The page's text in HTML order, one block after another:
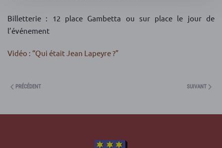
Billetterie : 12 place Gambetta ou sur place le jour de
l’événement
Vidéo : “Qui était Jean Lapeyre ?”
PRÉCÉDENT SUIVANT